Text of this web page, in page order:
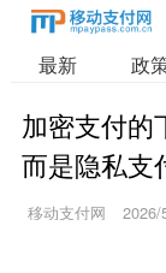
最新 政
加密支付的
而是隐私支
移动支付网 2026/